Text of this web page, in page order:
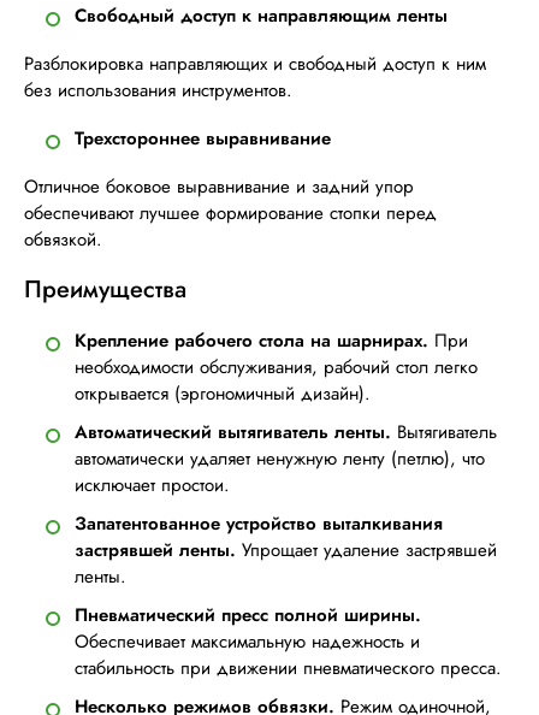
Свободный доступ к направляющим ленты
Разблокировка направляющих и свободный доступ к ним
без использования инструментов.
Трехстороннее выравнивание
Отличное боковое выравнивание и задний упор
обеспечивают лучшее формирование стопки перед
обвязкой.
Преимущества
Крепление рабочего стола на шарнирах. При
необходимости обслуживания, рабочий стол легко
открывается (эргономичный дизайн).
Автоматический вытягиватель ленты. Вытягиватель
автоматически удаляет ненужную ленту (петлю), что
исключает простои.
Запатентованное устройство выталкивания
застрявшей ленты. Упрощает удаление застрявшей
ленты.
Пневматический пресс полной ширины.
Обеспечивает максимальную надежность и
стабильность при движении пневматического пресса.
Несколько режимов обвязки. Режим одиночной,